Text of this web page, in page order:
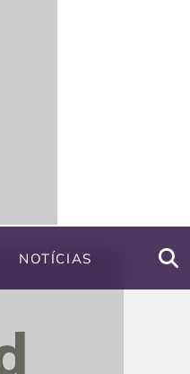
NOTÍCIAS